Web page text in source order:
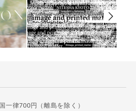
律700円（離島を除く）